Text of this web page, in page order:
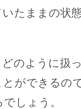
たままの状
のように扱
ができるの
しょう。